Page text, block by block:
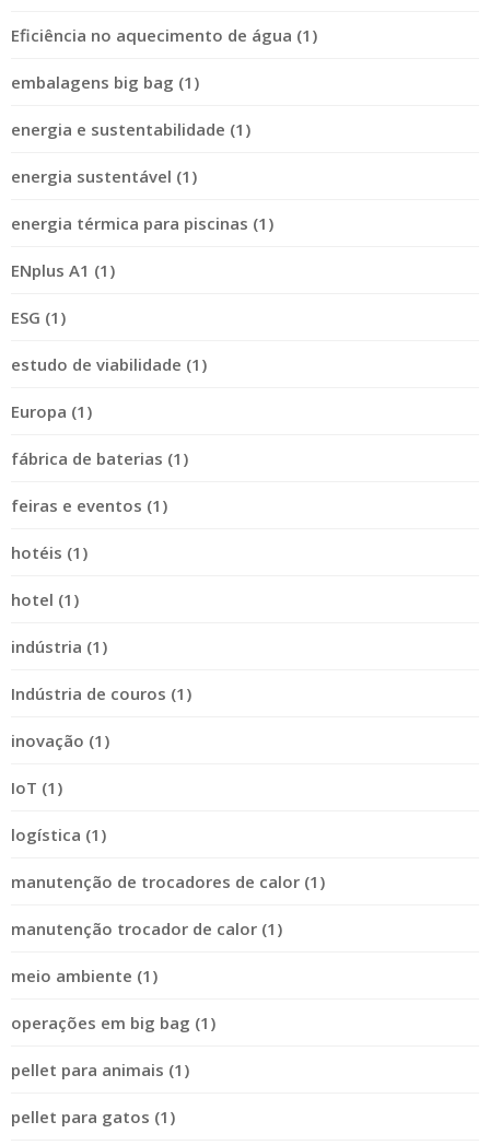
Eficiência no aquecimento de água (1)
embalagens big bag (1)
energia e sustentabilidade (1)
energia sustentável (1)
energia térmica para piscinas (1)
ENplus A1 (1)
ESG (1)
estudo de viabilidade (1)
Europa (1)
fábrica de baterias (1)
feiras e eventos (1)
hotéis (1)
hotel (1)
indústria (1)
Indústria de couros (1)
inovação (1)
IoT (1)
logística (1)
manutenção de trocadores de calor (1)
manutenção trocador de calor (1)
meio ambiente (1)
operações em big bag (1)
pellet para animais (1)
pellet para gatos (1)